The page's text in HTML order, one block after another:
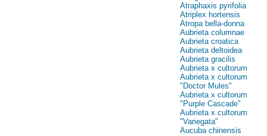
Atraphaxis pyrifolia
Atriplex hortensis
Atropa bella-donna
Aubrieta columnae
Aubrieta croatica
Aubrieta deltoidea
Aubrieta gracilis
Aubrieta x cultorum
Aubrieta x cultorum
"Doctor Mules"
Aubrieta x cultorum
"Purple Cascade"
Aubrieta x cultorum
"Variegata"
Aucuba chinensis